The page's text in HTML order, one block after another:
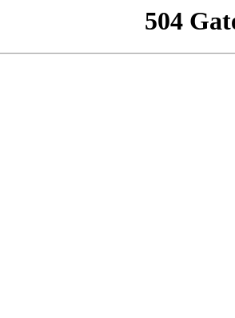
504